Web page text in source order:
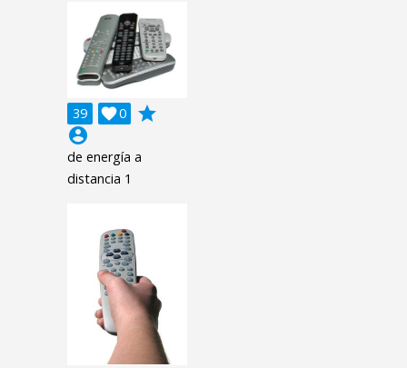
39 0

grade
account_circle
de energía a
distancia 1